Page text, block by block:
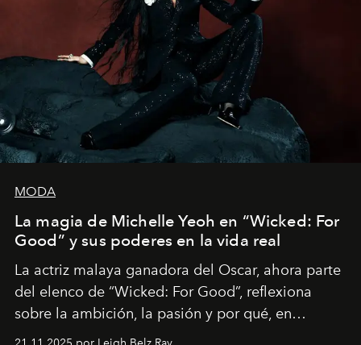
MODA
La magia de Michelle Yeoh en “Wicked: For
Good” y sus poderes en la vida real
La actriz malaya ganadora del Oscar, ahora parte
del elenco de “Wicked: For Good”, reflexiona
sobre la ambición, la pasión y por qué, en
ocasiones, la introspección puede esperar. “Es